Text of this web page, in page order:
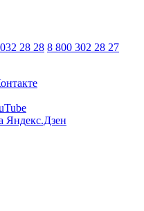
28 28 8 800 302 28 27
Яндекс.Дзен